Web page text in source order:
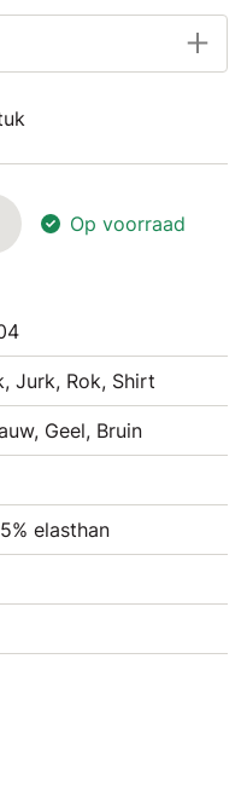
Op voorraad
Jurk, Rok, Shirt
Geel, Bruin
elasthan